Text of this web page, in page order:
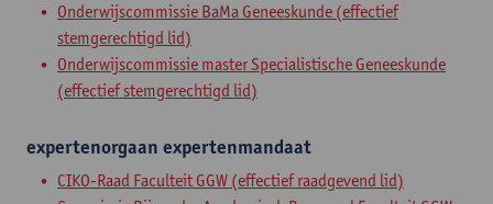
Onderwijscommissie BaMa Geneeskunde (effectief
stemgerechtigd lid)
Onderwijscommissie master Specialistische Geneeskunde
(effectief stemgerechtigd lid)
expertenorgaan expertenmandaat
CIKO-Raad Faculteit GGW (effectief raadgevend lid)